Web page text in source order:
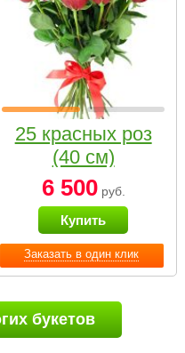
Заказать в один клик
25 красных роз
(40 см)
6 500руб.
Купить
букетов